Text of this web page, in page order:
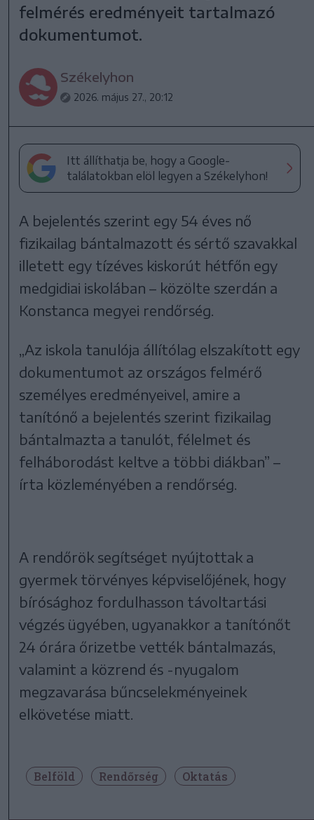
felmérés eredményeit tartalmazó
dokumentumot.
Székelyhon
2026. május 27., 20:12
Itt állíthatja be, hogy a Google-
találatokban elöl legyen a Székelyhon!
A bejelentés szerint egy 54 éves nő
fizikailag bántalmazott és sértő szavakkal
illetett egy tízéves kiskorút hétfőn egy
medgidiai iskolában – közölte szerdán a
Konstanca megyei rendőrség.
„Az iskola tanulója állítólag elszakított egy
dokumentumot az országos felmérő
személyes eredményeivel, amire a
tanítónő a bejelentés szerint fizikailag
bántalmazta a tanulót, félelmet és
felháborodást keltve a többi diákban” –
írta közleményében a rendőrség.
A rendőrök segítséget nyújtottak a
gyermek törvényes képviselőjének, hogy
bírósághoz fordulhasson távoltartási
végzés ügyében, ugyanakkor a tanítónőt
24 órára őrizetbe vették bántalmazás,
valamint a közrend és -nyugalom
megzavarása bűncselekményeinek
elkövetése miatt.
Belföld Rendőrség Oktatás